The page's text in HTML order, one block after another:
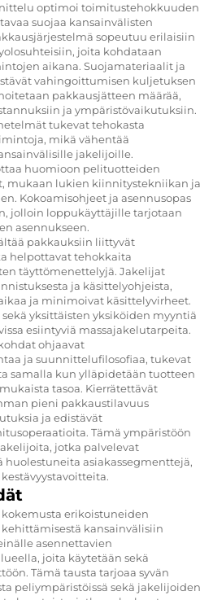
optimoi toimitustehokkuuden
suojaa kansainvälisten
sopeutuu erilaisiin
joita kohdataan
aikana. Suojamateriaalit ja
vahingoittumisen kuljetuksen
pakkausjätteen määrää,
ja ympäristövaikutuksiin.
tukevat tehokasta
mikä vähentää
jakelijoille.
huomioon pelituotteiden
mukaan lukien kiinnitystekniikan ja
Kokoamisohjeet ja asennusopas
jolloin loppukäyttäjille tarjotaan
asennukseen.
pakkauksiin liittyvät
helpottavat tehokkaita
täyttömenettelyjä. Jakelijat
ja käsittelyohjeista,
ja minimoivat käsittelyvirheet.
yksittäisten yksiköiden myyntiä
esiintyviä massajakelutarpeita.
ohjaavat
ja suunnittelufilosofiaa, tukevat
samalla kun ylläpidetään tuotteen
tasoa. Kierrätettävät
pieni pakkaustilavuus
ja edistävät
Tämä ympäristöön
jotka palvelevat
huolestuneita asiakassegmenttejä,
erikoistuneiden
kansainvälisiin
asennettavien
joita käytetään sekä
Tämä tausta tarjoaa syvän
peliympäristöissä sekä jakelijoiden